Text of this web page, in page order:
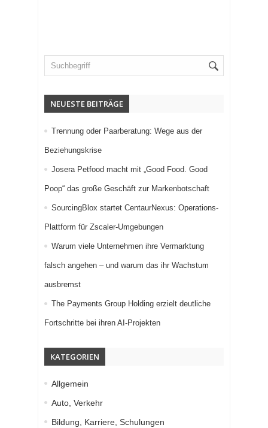
NEUESTE BEITRÄGE
Trennung oder Paarberatung: Wege aus der
Beziehungskrise
Josera Petfood macht mit „Good Food. Good
Poop“ das große Geschäft zur Markenbotschaft
SourcingBlox startet CentaurNexus: Operations-
Plattform für Zscaler-Umgebungen
Warum viele Unternehmen ihre Vermarktung
falsch angehen – und warum das ihr Wachstum
ausbremst
The Payments Group Holding erzielt deutliche
Fortschritte bei ihren AI-Projekten
KATEGORIEN
Allgemein
Auto, Verkehr
Bildung, Karriere, Schulungen